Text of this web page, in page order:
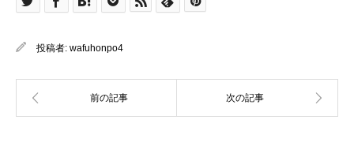
投稿者: wafuhonpo4